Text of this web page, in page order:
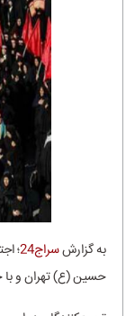
به گزارشسراج24
حسین (ع) تهران و با